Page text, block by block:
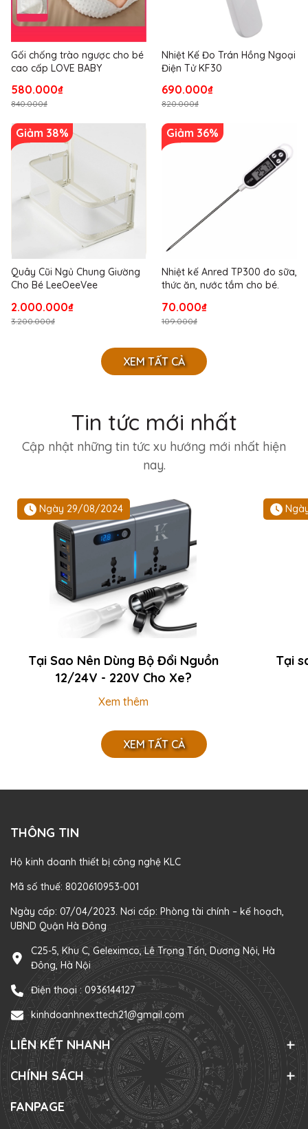
Gối chống trào ngược cho bé
cao cấp LOVE BABY
580.000₫
840.000₫
Nhiệt Kế Đo Trán Hồng Ngoại
Điện Tử KF30
690.000₫
820.000₫
Giảm 38%
Quây Cũi Ngủ Chung Giường
Cho Bé LeeOeeVee
2.000.000₫
3.200.000₫
Giảm 36%
Nhiệt kế Anred TP300 đo sữa,
thức ăn, nước tắm cho bé.
70.000₫
109.000₫
XEM TẤT CẢ
Tin tức mới nhất
Cập nhật những tin tức xu hướng mới nhất hiện
nay.
Tại Sao Nên Dùng Bộ Đổi Nguồn
12/24V - 220V Cho Xe?
Xem thêm
Ngày 29/08/2024
Tại
XEM TẤT CẢ
THÔNG TIN
Hộ kinh doanh thiết bị công nghệ KLC
Mã số thuế: 8020610953-001
Ngày cấp: 07/04/2023. Nơi cấp: Phòng tài chính – kế hoạch,
UBND Quận Hà Đông
C25-5, Khu C, Geleximco, Lê Trọng Tấn, Dương Nội, Hà
Đông, Hà Nội
Điện thoại :0936144127
kinhdoanhnexttech21@gmail.com
LIÊN KẾT NHANH
CHÍNH SÁCH
FANPAGE